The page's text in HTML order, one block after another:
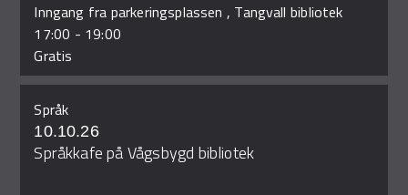
Inngang fra parkeringsplassen , Tangvall bibliotek
17:00 - 19:00
Gratis
Språk
10.10.26
Språkkafe på Vågsbygd bibliotek